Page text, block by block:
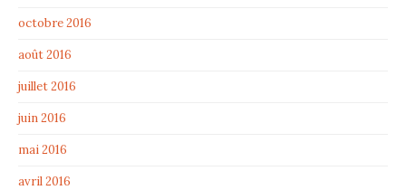
octobre 2016
août 2016
juillet 2016
juin 2016
mai 2016
avril 2016